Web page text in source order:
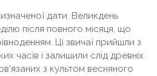
дати. Великдень
після повного місяця, що
Ці звичаї прийшли з
часів і залишили слід древніх
з культом весняного